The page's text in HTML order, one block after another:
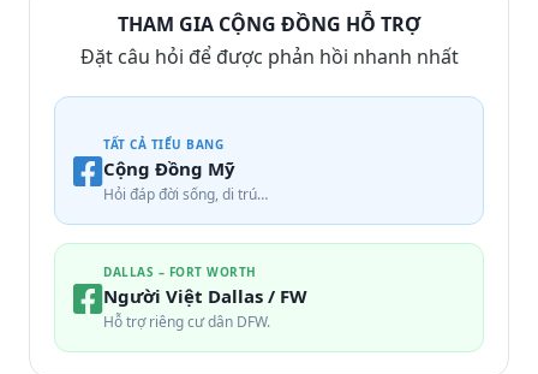
THAM GIA CỘNG ĐỒNG HỖ TRỢ
Đặt câu hỏi để được phản hồi nhanh nhất
TẤT CẢ TIỂU BANG
Cộng Đồng Mỹ
Hỏi đáp đời sống, di trú…
DALLAS – FORT WORTH
Người Việt Dallas / FW
Hỗ trợ riêng cư dân DFW.